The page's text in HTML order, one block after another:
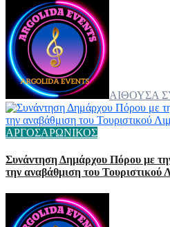
ΑΙΘΟΥΣΑ
ΑΡΓΟΣΑΡΩΝΙΚΟΣ
Συνάντηση Δημάρχου Πόρου με
την αναβάθμιση του Τουριστικού